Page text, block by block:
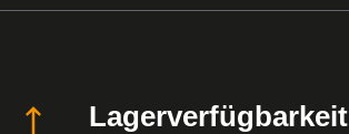
Lagerverfügbarkeit